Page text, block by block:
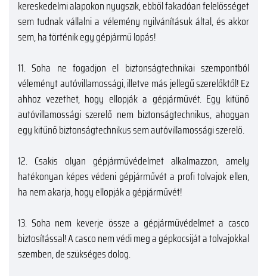
kereskedelmi alapokon nyugszik, ebből fakadóan felelősséget
sem tudnak vállalni a vélemény nyilvánításuk által, és akkor
sem, ha történik egy gépjármű lopás!
11. Soha ne fogadjon el biztonságtechnikai szempontból
véleményt autóvillamossági, illetve más jellegű szerelőktől! Ez
ahhoz vezethet, hogy ellopják a gépjárművét. Egy kitűnő
autóvillamossági szerelő nem biztonságtechnikus, ahogyan
egy kitűnő biztonságtechnikus sem autóvillamossági szerelő.
12. Csakis olyan gépjárművédelmet alkalmazzon, amely
hatékonyan képes védeni gépjárművét a profi tolvajok ellen,
ha nem akarja, hogy ellopják a gépjárművét!
13. Soha nem keverje össze a gépjárművédelmet a casco
biztosítással! A casco nem védi meg a gépkocsiját a tolvajokkal
szemben, de szükséges dolog.